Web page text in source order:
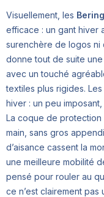
Visuellement, les
efficace : un gant hiver
surenchère de logos ni
donne tout de suite
avec un touché
textiles plus rigides.
hiver : un peu
La coque de
main, sans gros
d’aisance cassent la
une meilleure mobilité
pensé pour rouler au
ce n’est clairement pas